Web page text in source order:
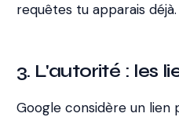
requêtes tu apparais déjà.
3. L'autorité : les
Google considère un